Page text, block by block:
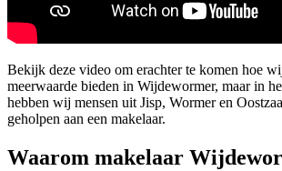
Bekijk deze video om erachter te komen hoe
meerwaarde bieden in Wijdewormer, maar in
hebben wij mensen uit Jisp, Wormer en
geholpen aan een makelaar.
Waarom makelaar